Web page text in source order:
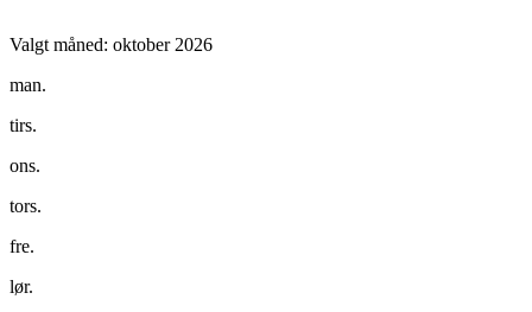
Valgt måned: oktober 2026
man.
tirs.
ons.
tors.
fre.
lør.